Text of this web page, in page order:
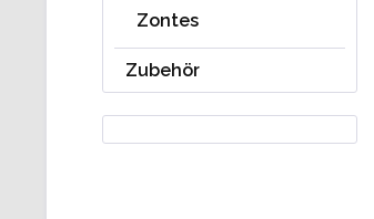
Zontes
Zubehör